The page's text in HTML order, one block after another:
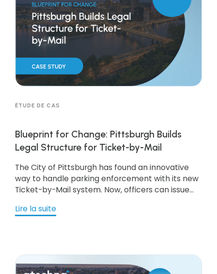
ÉTUDE DE CAS
Blueprint for Change: Pittsburgh Builds
Legal Structure for Ticket-by-Mail
The City of Pittsburgh has found an innovative
way to handle parking enforcement with its new
Ticket-by-Mail system. Now, officers can issue
face interactions and covering more ground—
back into the community for neighborhood
improvements.
Lire la suite